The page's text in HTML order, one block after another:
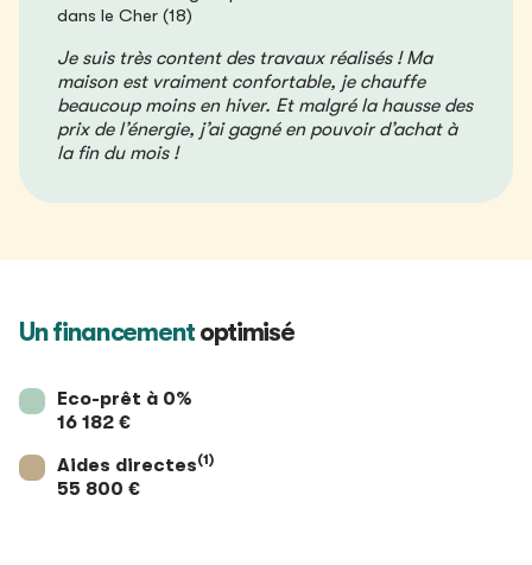
dans le Cher (18)
Je suis très content des travaux réalisés ! Ma
maison est vraiment confortable, je chauffe
beaucoup moins en hiver. Et malgré la hausse des
prix de l’énergie, j’ai gagné en pouvoir d’achat à
la fin du mois !
Un financement optimisé
Eco-prêt à 0%
16 182 €
Aides directes(1)
55 800 €